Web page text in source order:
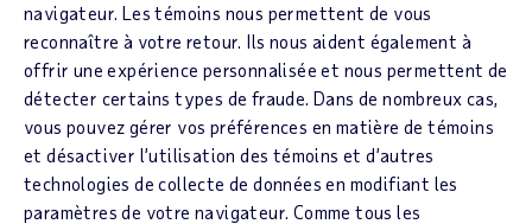
navigateur. Les témoins nous permettent de vous
reconnaître à votre retour. Ils nous aident également à
offrir une expérience personnalisée et nous permettent de
détecter certains types de fraude. Dans de nombreux cas,
vous pouvez gérer vos préférences en matière de témoins
et désactiver l’utilisation des témoins et d’autres
technologies de collecte de données en modifiant les
paramètres de votre navigateur. Comme tous les